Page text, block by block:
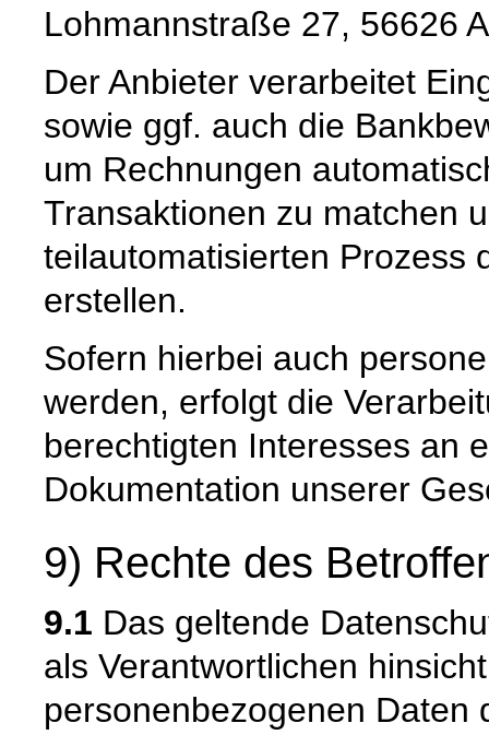
Lohmannstraße 27, 56626
Der Anbieter verarbeitet
sowie ggf. auch die
um Rechnungen
Transaktionen zu matchen
teilautomatisierten Prozess
erstellen.
Sofern hierbei auch
werden, erfolgt die
berechtigten Interesses an
Dokumentation unserer
9) Rechte des
9.1 Das geltende
als Verantwortlichen
personenbezogenen Daten